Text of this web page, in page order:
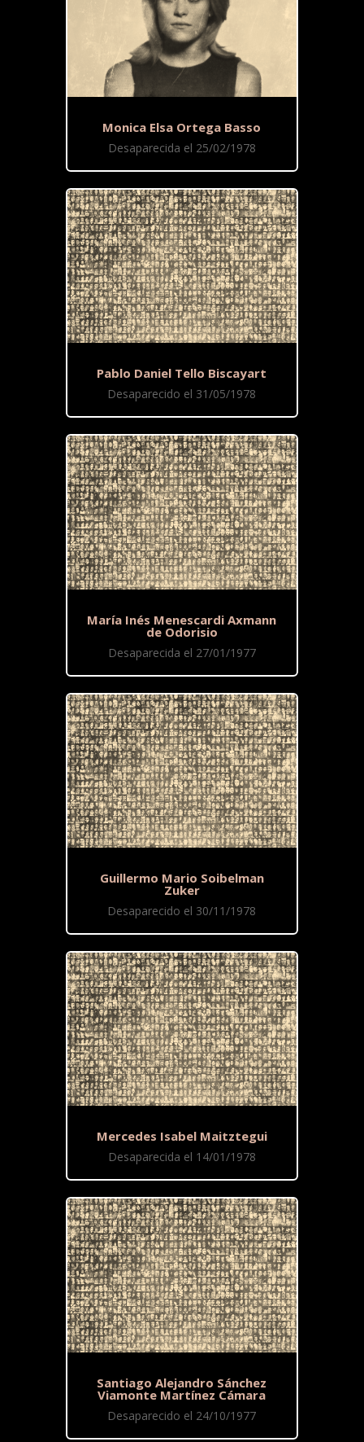
Monica Elsa Ortega Basso
Desaparecida el 25/02/1978
Pablo Daniel Tello Biscayart
Desaparecido el 31/05/1978
María Inés Menescardi Axmann
de Odorisio
Desaparecida el 27/01/1977
Guillermo Mario Soibelman
Zuker
Desaparecido el 30/11/1978
Mercedes Isabel Maitztegui
Desaparecida el 14/01/1978
Santiago Alejandro Sánchez
Viamonte Martínez Cámara
Desaparecido el 24/10/1977